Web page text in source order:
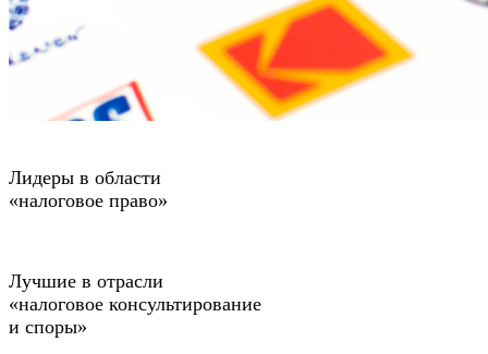
Лидеры в области
«налоговое право»
Лучшие в отрасли
«налоговое консультирование
и споры»